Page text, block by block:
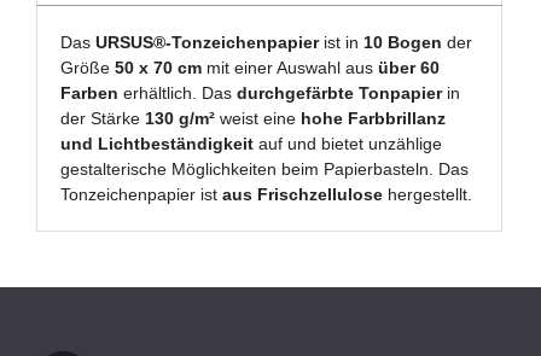
DasURSUS®-Tonzeichenpapierist in 10 Bogen der
Größe50 x 70 cm mit einer Auswahl ausüber 60
Farben erhältlich. Dasdurchgefärbte Tonpapierin
der Stärke 130 g/m² weist eine hohe Farbbrillanz
und Lichtbeständigkeit auf und bietet unzählige
gestalterische Möglichkeiten beim Papierbasteln. Das
Tonzeichenpapier istaus Frischzellulose hergestellt.